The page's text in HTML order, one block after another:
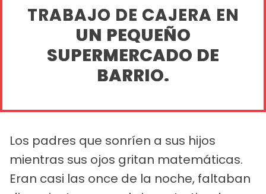
TRABAJO DE CAJERA EN
UN PEQUEÑO
SUPERMERCADO DE
BARRIO.
Los padres que sonríen a sus hijos
mientras sus ojos gritan matemáticas.
Eran casi las once de la noche, faltaban